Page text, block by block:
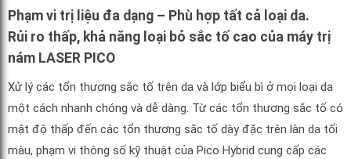
Phạm vi trị liệu đa dạng – Phù hợp tất cả loại da.
Rủi ro thấp, khả năng loại bỏ sắc tố cao của máy trị
nám LASER PICO
Xử lý các tổn thương sắc tố trên da và lớp biểu bì ở mọi loại da
một cách nhanh chóng và dễ dàng. Từ các tổn thương sắc tố có
mật độ thấp đến các tổn thương sắc tố dày đặc trên làn da tối
màu, phạm vi thông số kỹ thuật của Pico Hybrid cung cấp các